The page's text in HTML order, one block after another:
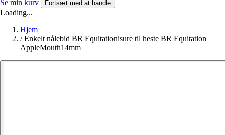
Se min kurv Fortsæt med at handle
Loading...
Hjem
/ Enkelt nålebid BR Equitationisure til heste BR Equitation
AppleMouth14mm